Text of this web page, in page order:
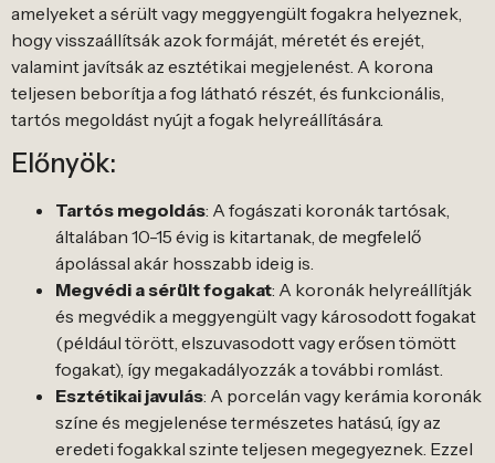
amelyeket a sérült vagy meggyengült fogakra helyeznek,
hogy visszaállítsák azok formáját, méretét és erejét,
valamint javítsák az esztétikai megjelenést. A korona
teljesen beborítja a fog látható részét, és funkcionális,
tartós megoldást nyújt a fogak helyreállítására.
Előnyök:
Tartós megoldás: A fogászati koronák tartósak,
általában 10-15 évig is kitartanak, de megfelelő
ápolással akár hosszabb ideig is.
Megvédi a sérült fogakat: A koronák helyreállítják
és megvédik a meggyengült vagy károsodott fogakat
(például törött, elszuvasodott vagy erősen tömött
fogakat), így megakadályozzák a további romlást.
Esztétikai javulás: A porcelán vagy kerámia koronák
színe és megjelenése természetes hatású, így az
eredeti fogakkal szinte teljesen megegyeznek. Ezzel